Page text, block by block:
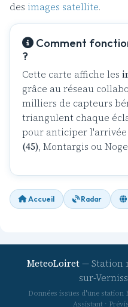
des images satellite.
Comment
?
Cette carte affiche les
grâce au réseau
milliers de capteurs
triangulent chaque
pour anticiper l'arrivée
(45), Montargis ou
Accueil Radar
MeteoLoiret— Station
sur-
Données issues d'une station
Assistant ·